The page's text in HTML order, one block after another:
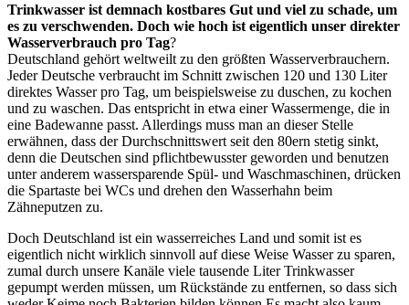
Trinkwasser ist demnach kostbares Gut und viel zu schade, um
es zu verschwenden. Doch wie hoch ist eigentlich unser direkter
Wasserverbrauch pro Tag?
Deutschland gehört weltweilt zu den größten Wasserverbrauchern.
Jeder Deutsche verbraucht im Schnitt zwischen 120 und 130 Liter
direktes Wasser pro Tag, um beispielsweise zu duschen, zu kochen
und zu waschen. Das entspricht in etwa einer Wassermenge, die in
eine Badewanne passt. Allerdings muss man an dieser Stelle
erwähnen, dass der Durchschnittswert seit den 80ern stetig sinkt,
denn die Deutschen sind pflichtbewusster geworden und benutzen
unter anderem wassersparende Spül- und Waschmaschinen, drücken
die Spartaste bei WCs und drehen den Wasserhahn beim
Zähneputzen zu.
Doch Deutschland ist ein wasserreiches Land und somit ist es
eigentlich nicht wirklich sinnvoll auf diese Weise Wasser zu sparen,
zumal durch unsere Kanäle viele tausende Liter Trinkwasser
gepumpt werden müssen, um Rückstände zu entfernen, so dass sich